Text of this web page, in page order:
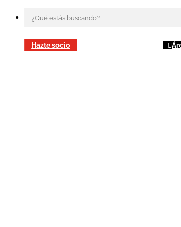
Hazte socio